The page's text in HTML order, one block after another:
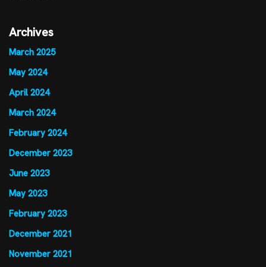
Archives
March 2025
May 2024
April 2024
March 2024
February 2024
December 2023
June 2023
May 2023
February 2023
December 2021
November 2021